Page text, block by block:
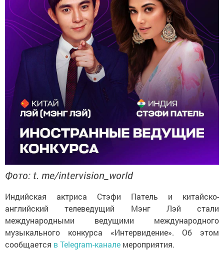
Фото: t. me/intervision_world
Индийская актриса Стэфи Патель и китайско-
английский телеведущий Мэнг Лэй стали
международными ведущими международного
музыкального конкурса «Интервидение». Об этом
сообщается в Telegram-канале мероприятия.